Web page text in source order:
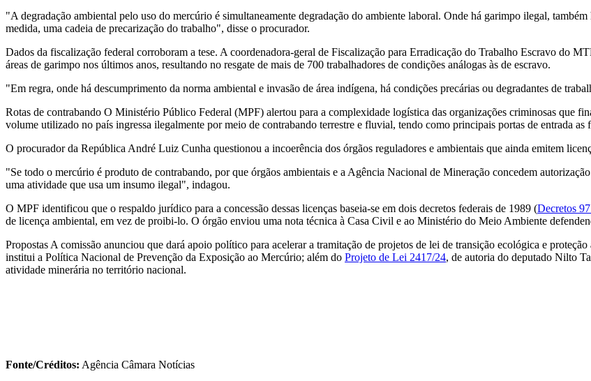
"A degradação ambiental pelo uso do mercúrio é simultaneamente degradação do ambiente laboral. Onde há garimpo ilegal,
medida, uma cadeia de precarização do trabalho", disse o procurador.
Dados da fiscalização federal corroboram a tese. A coordenadora-geral de Fiscalização para Erradicação do Trabalho Escravo do
áreas de garimpo nos últimos anos, resultando no resgate de mais de 700 trabalhadores de condições análogas às de escravo.
"Em regra, onde há descumprimento da norma ambiental e invasão de área indígena, há condições precárias ou degradantes de
Rotas de contrabando O Ministério Público Federal (MPF) alertou para a complexidade logística das organizações criminosas que
volume utilizado no país ingressa ilegalmente por meio de contrabando terrestre e fluvial, tendo como principais portas de entrada
O procurador da República André Luiz Cunha questionou a incoerência dos órgãos reguladores e ambientais que ainda emitem
"Se todo o mercúrio é produto de contrabando, por que órgãos ambientais e a Agência Nacional de Mineração concedem
uma atividade que usa um insumo ilegal", indagou.
O MPF identificou que o respaldo jurídico para a concessão dessas licenças baseia-se em dois decretos federais de 1989 (Decretos
de licença ambiental, em vez de proibi-lo. O órgão enviou uma nota técnica à Casa Civil e ao Ministério do Meio Ambiente
Propostas A comissão anunciou que dará apoio político para acelerar a tramitação de projetos de lei de transição ecológica e
institui a Política Nacional de Prevenção da Exposição ao Mercúrio; além do Projeto de Lei 2417/24, de autoria do deputado Nilto
atividade minerária no território nacional.
Fonte/Créditos: Agência Câmara Notícias